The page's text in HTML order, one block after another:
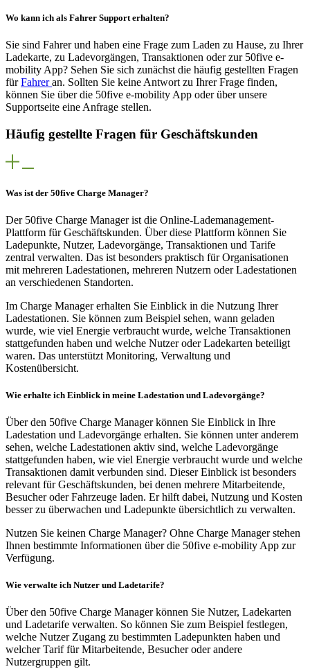
Wo kann ich als Fahrer Support erhalten?
Sie sind Fahrer und haben eine Frage zum Laden zu Hause, zu Ihrer
Ladekarte, zu Ladevorgängen, Transaktionen oder zur 50five e-
mobility App? Sehen Sie sich zunächst die häufig gestellten Fragen
fürFahreran. Sollten Sie keine Antwort zu Ihrer Frage finden,
können Sie über die 50five e-mobility App oder über unsere
Supportseite eine Anfrage stellen.
Häufig gestellte Fragen für Geschäftskunden
Was ist der 50five Charge Manager?
Der 50five Charge Manager ist die Online-Lademanagement-
Plattform für Geschäftskunden. Über diese Plattform können Sie
Ladepunkte, Nutzer, Ladevorgänge, Transaktionen und Tarife
zentral verwalten. Das ist besonders praktisch für Organisationen
mit mehreren Ladestationen, mehreren Nutzern oder Ladestationen
an verschiedenen Standorten.
Im Charge Manager erhalten Sie Einblick in die Nutzung Ihrer
Ladestationen. Sie können zum Beispiel sehen, wann geladen
wurde, wie viel Energie verbraucht wurde, welche Transaktionen
stattgefunden haben und welche Nutzer oder Ladekarten beteiligt
waren. Das unterstützt Monitoring, Verwaltung und
Kostenübersicht.
Wie erhalte ich Einblick in meine Ladestation und Ladevorgänge?
Über den 50five Charge Manager können Sie Einblick in Ihre
Ladestation und Ladevorgänge erhalten. Sie können unter anderem
sehen, welche Ladestationen aktiv sind, welche Ladevorgänge
stattgefunden haben, wie viel Energie verbraucht wurde und welche
Transaktionen damit verbunden sind. Dieser Einblick ist besonders
relevant für Geschäftskunden, bei denen mehrere Mitarbeitende,
Besucher oder Fahrzeuge laden. Er hilft dabei, Nutzung und Kosten
besser zu überwachen und Ladepunkte übersichtlich zu verwalten.
Nutzen Sie keinen Charge Manager? Ohne Charge Manager stehen
Ihnen bestimmte Informationen über die 50five e-mobility App zur
Verfügung.
Wie verwalte ich Nutzer und Ladetarife?
Über den 50five Charge Manager können Sie Nutzer, Ladekarten
und Ladetarife verwalten. So können Sie zum Beispiel festlegen,
welche Nutzer Zugang zu bestimmten Ladepunkten haben und
welcher Tarif für Mitarbeitende, Besucher oder andere
Nutzergruppen gilt.